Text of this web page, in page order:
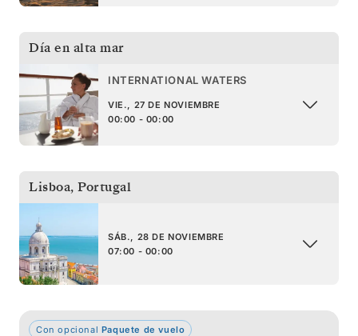
Día en alta mar
INTERNATIONAL WATERS
VIE., 27 DE NOVIEMBRE
00:00 - 00:00
Lisboa, Portugal
SÁB., 28 DE NOVIEMBRE
07:00 - 00:00
Con opcional Paquete de vuelo